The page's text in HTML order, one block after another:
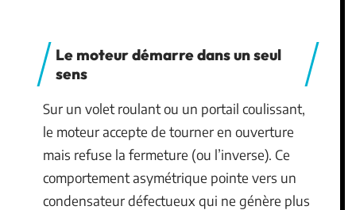
Le moteur démarre dans un seul
sens
Sur un volet roulant ou un portail coulissant,
le moteur accepte de tourner en ouverture
mais refuse la fermeture (ou l’inverse). Ce
comportement asymétrique pointe vers un
condensateur défectueux qui ne génère plus